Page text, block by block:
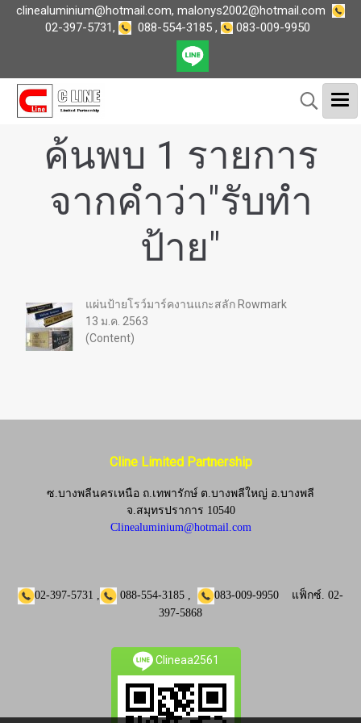
clinealuminium@hotmail.com, malonys2002@hotmail.com
02-397-5731, 088-554-3185, 083-009-9950
ค้นพบ 1 รายการ
จากคำว่า"รับทำ
ป้าย"
แผ่นป้ายโรว์มาร์คงานแกะสลัก Rowmark
13 ม.ค. 2563
(Content)
Cline Limited Partnership
ซ.บางพลีนครเหนือ ถ.เทพารักษ์ ต.บางพลีใหญ่ อ.บางพลี
จ.สมุทรปราการ 10540
Clinealuminium@hotmail.com
02-397-5731 , 088-554-3185 , 083-009-9950 แฟ็กซ์. 02-
397-5868
Clineaa2561